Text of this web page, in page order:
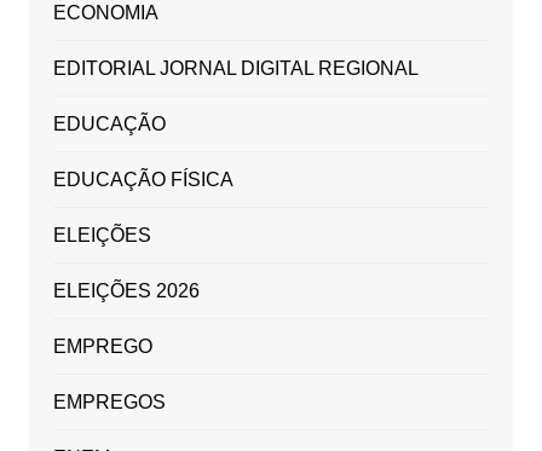
ECONOMIA
EDITORIAL JORNAL DIGITAL REGIONAL
EDUCAÇÃO
EDUCAÇÃO FÍSICA
ELEIÇÕES
ELEIÇÕES 2026
EMPREGO
EMPREGOS